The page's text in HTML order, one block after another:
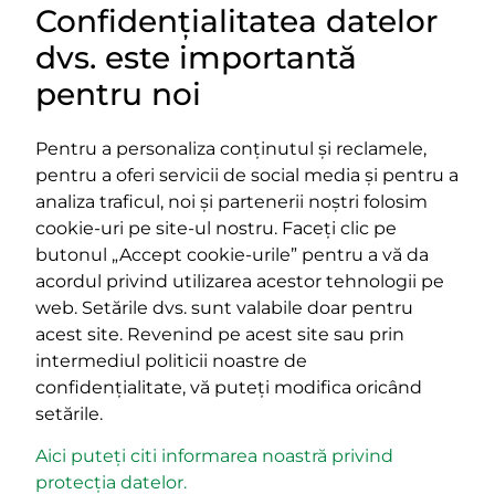
DOCUMENTE
LINKURI UTILE
Impressum
Termeni și condiții
Platforma PPE
400029 Cluj-Napoca,
strada Cardinal Iuliu Hossu, nr.
41
tel/fax:0723 250 321
email:office@rmdsz.ro
400489 Cluj-Napoca,
strada Republicii, nr.
60
tel/fax:0264 590 758
email:
Confidențialitatea datelor
dvs. este importantă
pentru noi
Pentru a personaliza conținutul și reclamele,
pentru a oferi servicii de social media și pentru a
analiza traficul, noi și partenerii noștri folosim
cookie-uri pe site-ul nostru. Faceți clic pe
butonul „Accept cookie-urile” pentru a vă da
acordul privind utilizarea acestor tehnologii pe
web. Setările dvs. sunt valabile doar pentru
acest site. Revenind pe acest site sau prin
intermediul politicii noastre de
confidențialitate, vă puteți modifica oricând
setările.
Aici puteți citi informarea noastră privind
protecția datelor.